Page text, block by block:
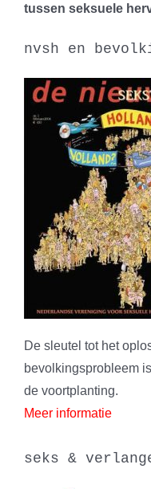
tussen seksuele
nvsh en
De sleutel tot het
bevolkingsprobleem
de voortplanting.
Meer informatie
seks &